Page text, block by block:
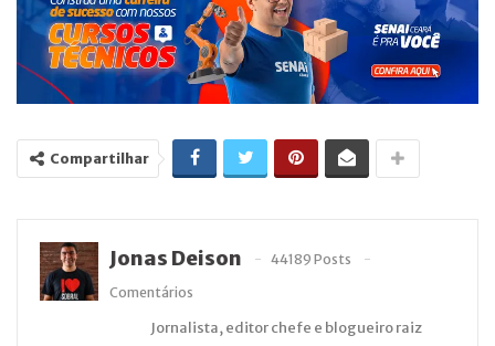
Compartilhar
Jonas Deison
44189 Posts
Comentários
Jornalista, editor chefe e blogueiro raiz